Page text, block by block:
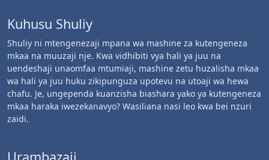
Kuhusu Shuliy
Shuliy ni mtengenezaji mpana wa mashine za kutengeneza
mkaa na muuzaji nje. Kwa vidhibiti vya hali ya juu na
uendeshaji unaomfaa mtumiaji, mashine zetu huzalisha mkaa
wa hali ya juu huku zikipunguza upotevu na utoaji wa hewa
chafu. Je, ungependa kuanzisha biashara yako ya kutengeneza
mkaa haraka iwezekanavyo? Wasiliana nasi leo kwa bei nzuri
zaidi.